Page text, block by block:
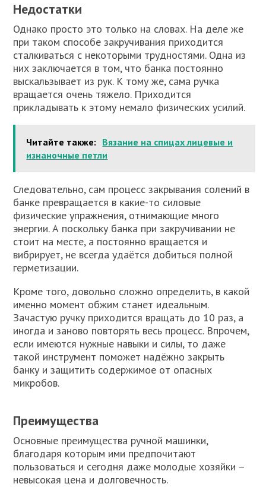
Недостатки
Однако просто это только на словах. На деле же
при таком способе закручивания приходится
сталкиваться с некоторыми трудностями. Одна из
них заключается в том, что банка постоянно
выскальзывает из рук. К тому же, сама ручка
вращается очень тяжело. Приходится
прикладывать к этому немало физических усилий.
Читайте также: Вязание на спицах лицевые и
изнаночные петли
Следовательно, сам процесс закрывания солений в
банке превращается в какие-то силовые
физические упражнения, отнимающие много
энергии. А поскольку банка при закручивании не
стоит на месте, а постоянно вращается и
вибрирует, не всегда удаётся добиться полной
герметизации.
Кроме того, довольно сложно определить, в какой
именно момент обжим станет идеальным.
Зачастую ручку приходится вращать до 10 раз, а
иногда и заново повторять весь процесс. Впрочем,
если имеются нужные навыки и силы, то даже
такой инструмент поможет надёжно закрыть
банку и защитить содержимое от опасных
микробов.
Преимущества
Основные преимущества ручной машинки,
благодаря которым ими предпочитают
пользоваться и сегодня даже молодые хозяйки –
невысокая цена и долговечность.